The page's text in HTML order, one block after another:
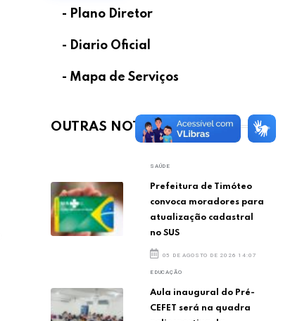
- Plano Diretor
- Diario Oficial
- Mapa de Serviços
OUTRAS NOTÍCIAS
SAÚDE
Prefeitura de Timóteo
convoca moradores para
atualização cadastral
no SUS
05 DE AGOSTO DE 2026 14:07
EDUCAÇÃO
Aula inaugural do Pré-
CEFET será na quadra